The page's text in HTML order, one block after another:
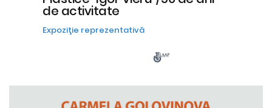
de activitate
Expoziţie reprezentativă